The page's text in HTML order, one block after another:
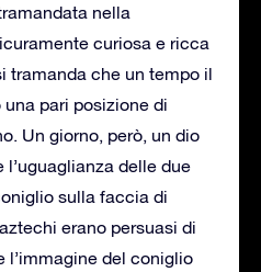
nella
curiosa e ricca
tramanda che un tempo il
pari posizione di
Un giorno, però, un dio
delle due
sulla faccia di
erano persuasi di
l’immagine del coniglio